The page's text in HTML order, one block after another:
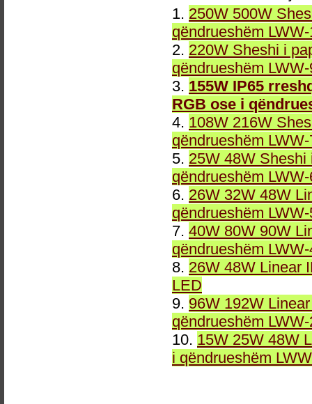
1. 250W 500W
qëndrueshëm
2. 220W Sheshi i
qëndrueshëm
3. 155W IP65
RGB ose i
4. 108W 216W
qëndrueshëm
5. 25W 48W
qëndrueshëm
6. 26W 32W 48W
qëndrueshëm
7. 40W 80W 90W
qëndrueshëm
8. 26W 48W Linear
LED
9. 96W 192W
qëndrueshëm
10. 15W 25W 48W
i qëndrueshëm